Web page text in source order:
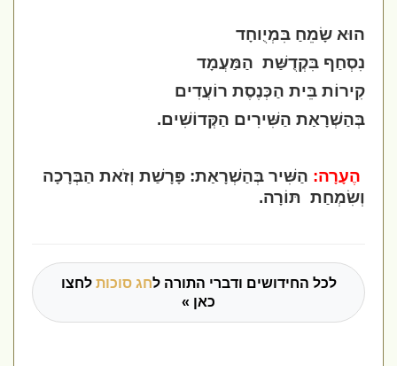
הוּא שָׂמֵחַ בִּמְיֻוחָד
נִסְחַף בִּקְדֻשַּׁת הַמַּעֲמָד
קִירוֹת בֵּית הַכְּנֶסֶת רוֹעֲדִים
בְּהַשְׁרָאַת הַשִּׁירִים הַקְּדוֹשִׁים.
הֶעָרָה: הַשִּׁיר בְּהַשְׁרָאַת: פָּרָשַׁת וְזֹאת הַבְּרָכָה
וְשִׂמְחַת תּוֹרָה.
לכל החידושים ודברי התורה לחג סוכותלחצו
כאן »